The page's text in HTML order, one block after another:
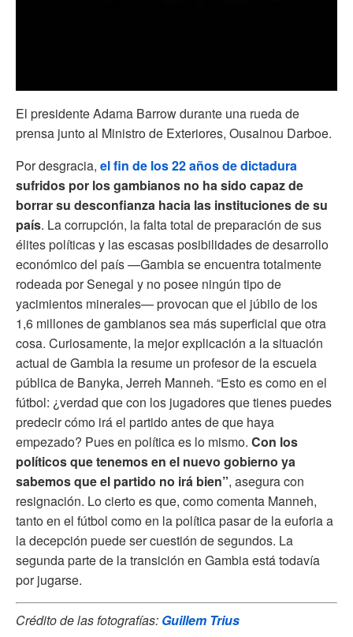
El presidente Adama Barrow durante una rueda de
prensa junto al Ministro de Exteriores, Ousainou Darboe.
Por desgracia, el fin de los 22 años de dictadura
sufridos por los gambianos no ha sido capaz de
borrar su desconfianza hacia las instituciones de su
país. La corrupción, la falta total de preparación de sus
élites políticas y las escasas posibilidades de desarrollo
económico del país —Gambia se encuentra totalmente
rodeada por Senegal y no posee ningún tipo de
yacimientos minerales— provocan que el júbilo de los
1,6 millones de gambianos sea más superficial que otra
cosa. Curiosamente, la mejor explicación a la situación
actual de Gambia la resume un profesor de la escuela
pública de Banyka, Jerreh Manneh. “Esto es como en el
fútbol: ¿verdad que con los jugadores que tienes puedes
predecir cómo irá el partido antes de que haya
empezado? Pues en política es lo mismo. Con los
políticos que tenemos en el nuevo gobierno ya
sabemos que el partido no irá bien”, asegura con
resignación. Lo cierto es que, como comenta Manneh,
tanto en el fútbol como en la política pasar de la euforia a
la decepción puede ser cuestión de segundos. La
segunda parte de la transición en Gambia está todavía
por jugarse.
Crédito de las fotografías: Guillem Trius